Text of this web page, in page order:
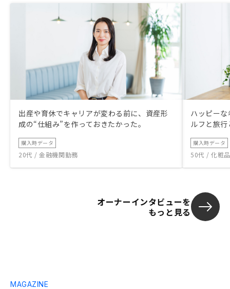
出産や育休でキャリアが変わる前に、資産形
成の“仕組み”を作っておきたかった。
購入時データ
20代 / 金融機関勤務
ハッピー
ルフと旅
購入時データ
50代 / 化粧
オーナーインタビューを
もっと見る
MAGAZINE